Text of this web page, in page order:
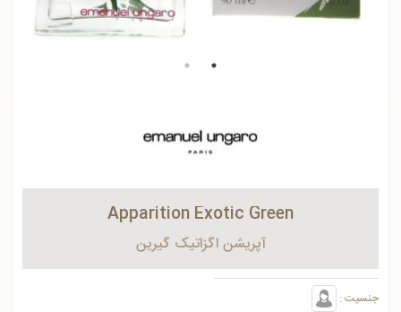
Apparition Exotic Green
آپريشن اگزاتیک گیرین
جنسیت :